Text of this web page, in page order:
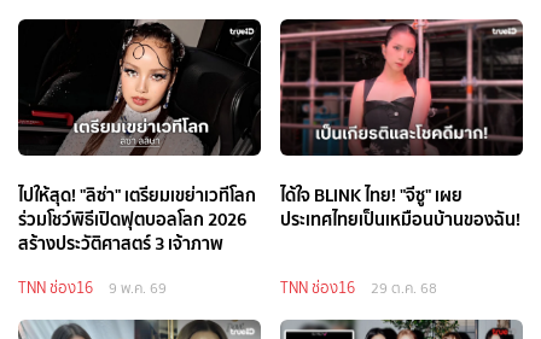
ไปให้สุด! "ลิซ่า" เตรียมเขย่าเวทีโลก
ร่วมโชว์พิธีเปิดฟุตบอลโลก 2026
สร้างประวัติศาสตร์ 3 เจ้าภาพ
TNN ช่อง16 9 พ.ค. 69
ได้ใจ BLINK ไทย! "จีซู" เผย
ประเทศไทยเป็นเหมือนบ้านของฉัน!
TNN ช่อง16 29 ต.ค. 68